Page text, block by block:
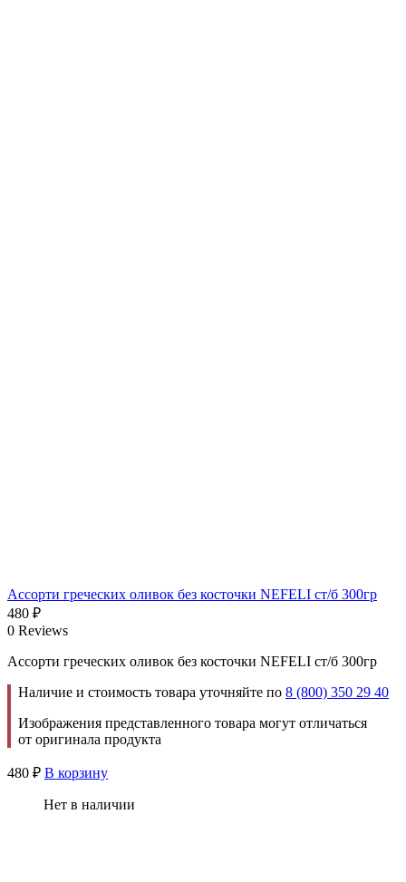
Ассорти греческих оливок без косточки NEFELI ст/б 300гр
480 ₽
0 Reviews
Ассорти греческих оливок без косточки NEFELI ст/б 300гр
Наличие и стоимость товара уточняйте по 8 (800) 350 29 40
Изображения представленного товара могут отличаться
от оригинала продукта
480 ₽ В корзину
Нет в наличии